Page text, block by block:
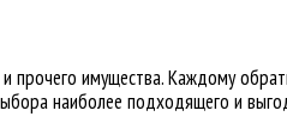
и прочего имущества. Каждому
наиболее подходящего и